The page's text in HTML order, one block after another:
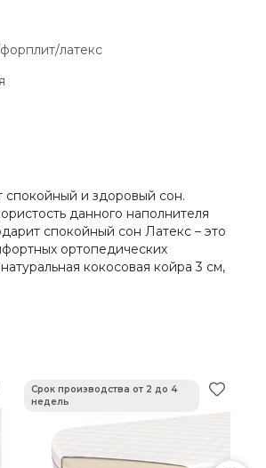
латекс
и здоровый сон.
данного наполнителя
спокойный сон Латекс – это
ортопедических
кокосовая койра 3 см,